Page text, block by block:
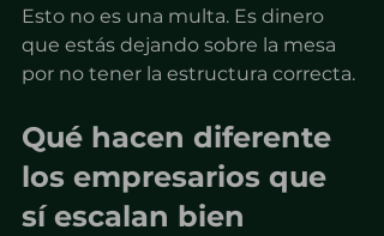
Esto no es una multa. Es dinero
que estás dejando sobre la mesa
por no tener la estructura correcta.
Qué hacen diferente
los empresarios que
sí escalan bien